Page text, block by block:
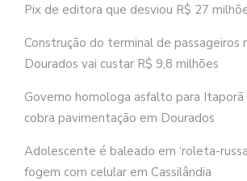
Pix de editora que desviou R$ 27
Construção do terminal de
Dourados vai custar R$ 9,8 milhões
Governo homologa asfalto para Itaporã
cobra pavimentação em Dourados
Adolescente é baleado em ‘roleta-
fogem com celular em Cassilândia